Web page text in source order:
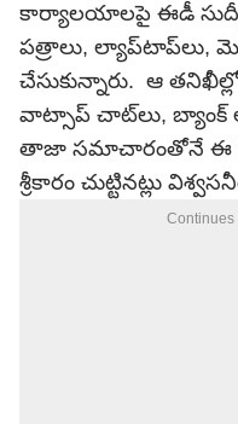
కార్యాలయాలపై ఈడీ
పత్రాలు, ల్యాప్‌టాప్‌లు,
చేసుకున్నారు. ఆ
వాట్సాప్ చాట్‌లు,
తాజా సమాచారంతోనే ఈ
శ్రీకారం చుట్టినట్లు
Continues